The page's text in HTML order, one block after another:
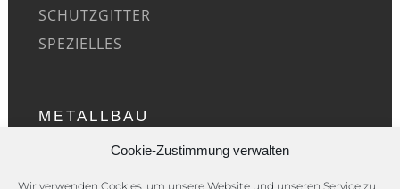
Cookie-Zustimmung verwalten
Wir verwenden Cookies, um unsere Website und unseren Service zu
SCHUTZGITTER
SPEZIELLES
METALLBAU
ÜBER UNS